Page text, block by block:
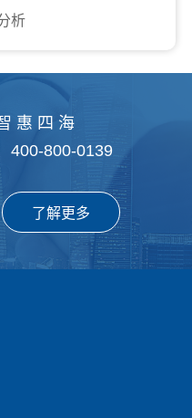
析
惠 四 海
400-800-0139